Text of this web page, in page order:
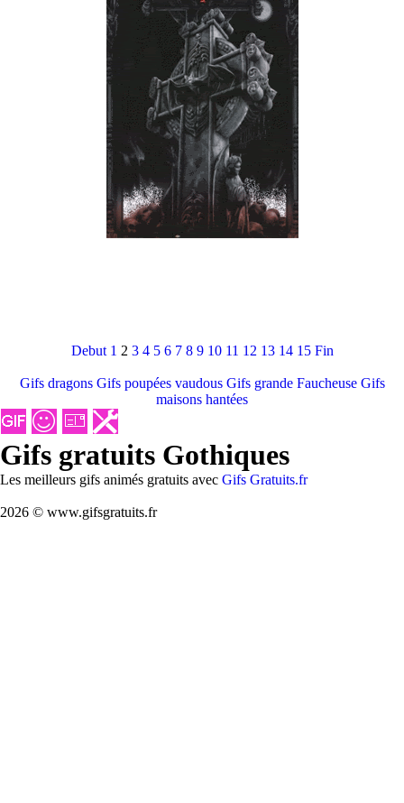
Debut 1 2 3 4 5 6 7 8 9 10 11 12 13 14 15 Fin
Gifs dragons Gifs poupées vaudous Gifs grande Faucheuse Gifs
maisons hantées
Gifs gratuits Gothiques
Les meilleurs gifs animés gratuits avec Gifs Gratuits.fr
2026 © www.gifsgratuits.fr